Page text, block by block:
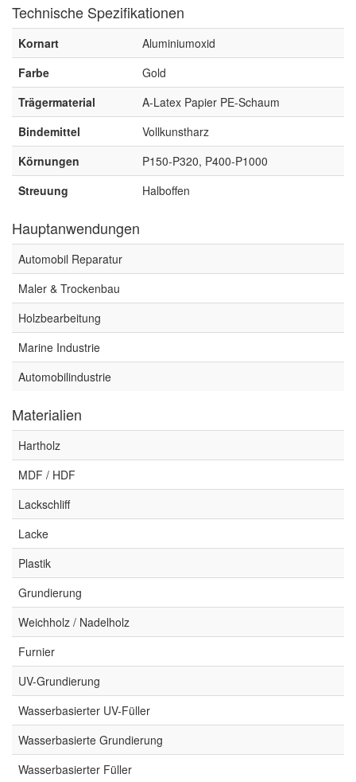
(3)
Proma
(21)
Sia
(3)
Spectral
(5)
StarChem
(1)
Sundstrom
(4)
Troton
(1)
ZVG
Technische Spezifikationen
Kornart
Aluminiumoxid
Farbe
Gold
Trägermaterial
A-Latex Papier PE-Schaum
Bindemittel
Vollkunstharz
Körnungen
P150-P320, P400-P1000
Streuung
Halboffen
Hauptanwendungen
Automobil Reparatur
Maler & Trockenbau
Holzbearbeitung
Marine Industrie
Automobilindustrie
Materialien
Hartholz
MDF / HDF
Lackschliff
Lacke
Plastik
Grundierung
Weichholz / Nadelholz
Furnier
UV-Grundierung
Wasserbasierter UV-Füller
Wasserbasierte Grundierung
Wasserbasierter Füller